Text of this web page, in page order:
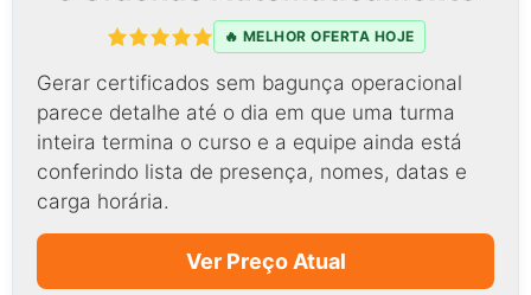
🔥 MELHOR OFERTA HOJE
Gerar certificados sem bagunça operacional
parece detalhe até o dia em que uma turma
inteira termina o curso e a equipe ainda está
conferindo lista de presença, nomes, datas e
carga horária.
Ver Preço Atual